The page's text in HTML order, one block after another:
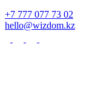
+7 777 077 73 02
hello@wizdom.kz